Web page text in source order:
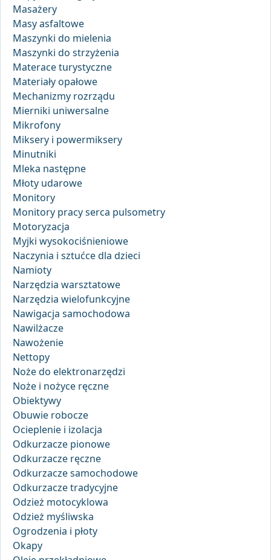
Masażery
Masy asfaltowe
Maszynki do mielenia
Maszynki do strzyżenia
Materace turystyczne
Materiały opałowe
Mechanizmy rozrządu
Mierniki uniwersalne
Mikrofony
Miksery i powermiksery
Minutniki
Mleka następne
Młoty udarowe
Monitory
Monitory pracy serca pulsometry
Motoryzacja
Myjki wysokociśnieniowe
Naczynia i sztućce dla dzieci
Namioty
Narzędzia warsztatowe
Narzędzia wielofunkcyjne
Nawigacja samochodowa
Nawilżacze
Nawożenie
Nettopy
Noże do elektronarzędzi
Noże i nożyce ręczne
Obiektywy
Obuwie robocze
Ocieplenie i izolacja
Odkurzacze pionowe
Odkurzacze ręczne
Odkurzacze samochodowe
Odkurzacze tradycyjne
Odzież motocyklowa
Odzież myśliwska
Ogrodzenia i płoty
Okapy